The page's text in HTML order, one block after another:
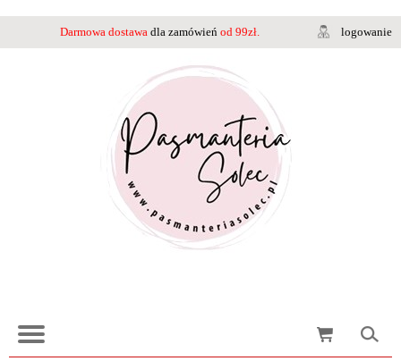
Darmowa dostawa dla zamówień od 99zł. logowanie